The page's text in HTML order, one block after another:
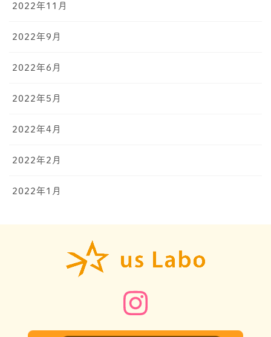
2022年11月
2022年9月
2022年6月
2022年5月
2022年4月
2022年2月
2022年1月